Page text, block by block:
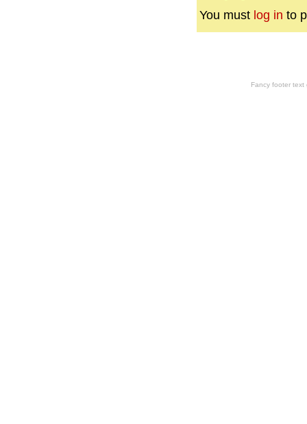
You must log in to
Fancy footer